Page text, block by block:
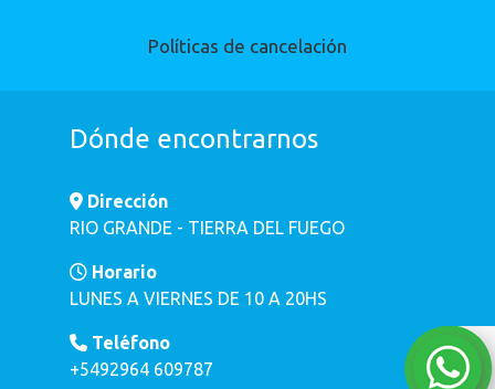
Políticas de cancelación
Dónde encontrarnos
Dirección
RIO GRANDE - TIERRA DEL FUEGO
Horario
LUNES A VIERNES DE 10 A 20HS
Teléfono
+5492964 609787